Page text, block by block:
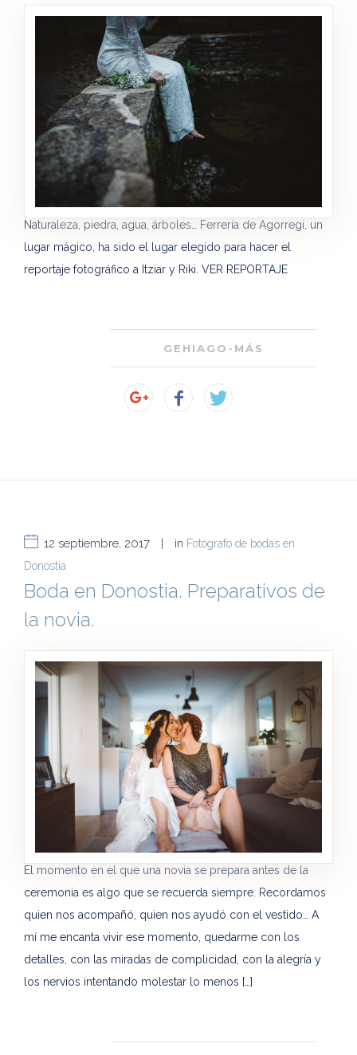
Naturaleza, piedra, agua, árboles… Ferrería de Agorregi, un
lugar mágico, ha sido el lugar elegido para hacer el
reportaje fotográfico a Itziar y Riki. VER REPORTAJE
GEHIAGO-MÁS
12 septiembre, 2017 | in Fotógrafo de bodas en
Donostia
Boda en Donostia. Preparativos de
la novia.
El momento en el que una novia se prepara antes de la
ceremonia es algo que se recuerda siempre. Recordamos
quien nos acompañó, quien nos ayudó con el vestido… A
mí me encanta vivir ese momento, quedarme con los
detalles, con las miradas de complicidad, con la alegría y
los nervios intentando molestar lo menos […]